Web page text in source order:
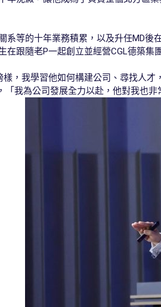
系等的十年業務積累，以及升任MD
在跟隨老P一起創立並經營CGL德築
樣，我學習他如何構建公司、尋找人
我為公司發展全力以赴，他對我也非